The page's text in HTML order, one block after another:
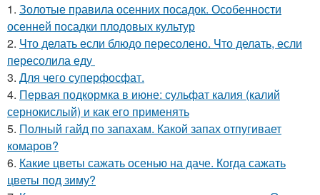
1. Золотые правила осенних посадок. Особенности
осенней посадки плодовых культур
2. Что делать если блюдо пересолено. Что делать, если
пересолила еду
3. Для чего суперфосфат.
4. Первая подкормка в июне: сульфат калия (калий
сернокислый) и как его применять
5. Полный гайд по запахам. Какой запах отпугивает
комаров?
6. Какие цветы сажать осенью на даче. Когда сажать
цветы под зиму?